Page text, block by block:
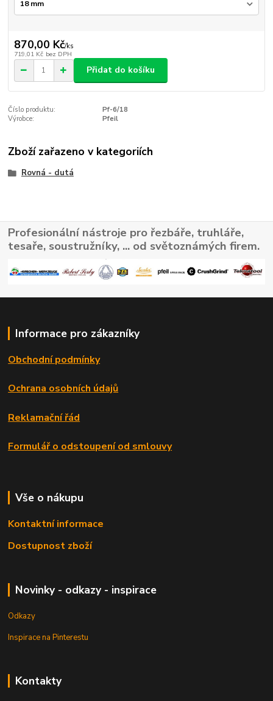
870,00 Kč/ks
719,01 Kč bez DPH
Přidat do košíku
Číslo produktu:
Pf-6/18
Výrobce:
Pfeil
Zboží zařazeno v kategoriích
Rovná - dutá
Profesionální nástroje pro řezbáře, truhláře,
tesaře, soustružníky, ... od světoznámých firem.
Informace pro zákazníky
Obchodní podmínky
Ochrana osobních údajů
Reklamační řád
Formulář o odstoupení od smlouvy
Vše o nákupu
Kontaktní informace
Dostupnost zboží
Novinky - odkazy - inspirace
Odkazy
Inspirace na Pinterestu
Kontakty